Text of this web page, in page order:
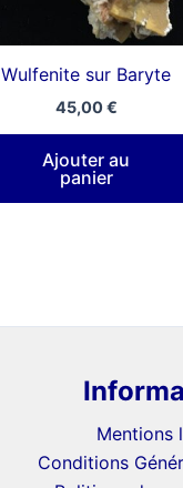
Wulfenite sur Baryte
45,00€
Ajouter au
panier
Mentions
Conditions